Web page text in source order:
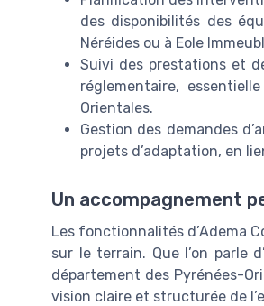
des disponibilités des
Néréides ou à Eole
Suivi des prestations et
réglementaire,
Orientales.
Gestion des demandes
projets d’adaptation, en
Un accompagnement
Les fonctionnalités d’Adema
sur le terrain. Que l’on parle
département des Pyrénées-
vision claire et structurée de